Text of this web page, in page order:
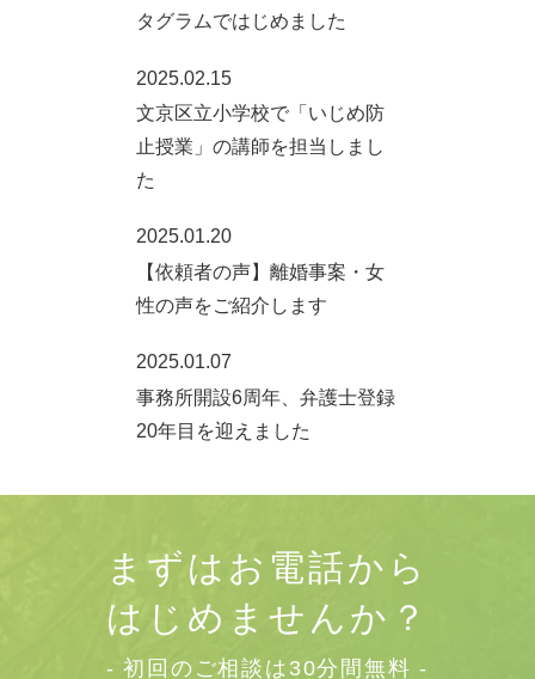
タグラムではじめました
2025.02.15
文京区立小学校で「いじめ防
止授業」の講師を担当しまし
た
2025.01.20
【依頼者の声】離婚事案・女
性の声をご紹介します
2025.01.07
事務所開設6周年、弁護士登録
20年目を迎えました
まずはお電話から
はじめませんか？
- 初回のご相談は30分間無料 -